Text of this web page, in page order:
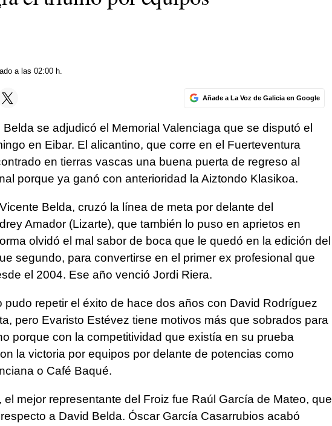
a las 02:00 h.
Añade a La Voz de Galicia en Google
se adjudicó el Memorial Valenciaga que se disputó el
en Eibar. El alicantino, que corre en el Fuerteventura
en tierras vascas una buena puerta de regreso al
porque ya ganó con anterioridad la Aiztondo Klasikoa.
Belda, cruzó la línea de meta por delante del
Amador (Lizarte), que también lo puso en aprietos en
olvidó el mal sabor de boca que le quedó en la edición del
segundo, para convertirse en el primer ex profesional que
el 2004. Ese año venció Jordi Riera.
pudo repetir el éxito de hace dos años con David Rodríguez
pero Evaristo Estévez tiene motivos más que sobrados para
porque con la competitividad que existía en su prueba
la victoria por equipos por delante de potencias como
o Café Baqué.
el mejor representante del Froiz fue Raúl García de Mateo, que
a David Belda. Óscar García Casarrubios acabó